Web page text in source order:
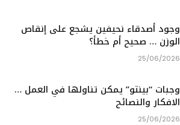
وجود أصدقاء نحيفين يشجع على إنقاص
الوزن … صحيح أم خطأ؟
25/06/2026
وجبات “بينتو” يمكن تناولها في العمل …
الافكار والنصائح
25/06/2026